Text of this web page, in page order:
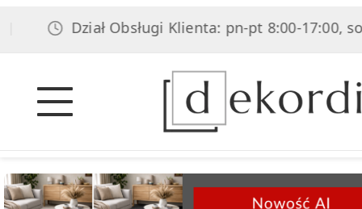
Dział Obsługi Klienta: pn-pt 8:00-17:00, sob